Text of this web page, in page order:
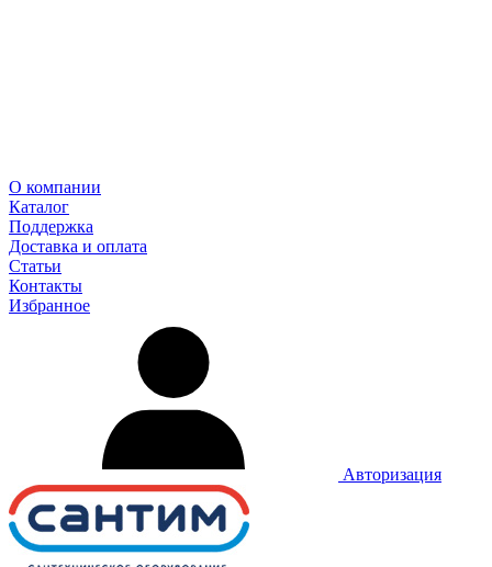
О компании
Каталог
Поддержка
Доставка и оплата
Статьи
Контакты
Избранное
Авторизация